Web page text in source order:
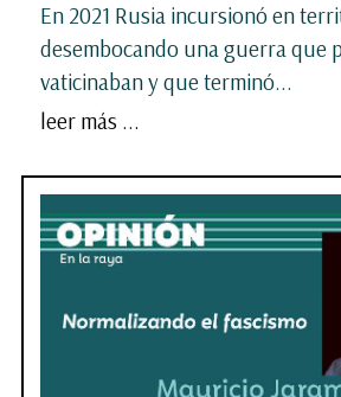
En 2021 Rusia incursionó en
desembocando una guerra que
vaticinaban y que terminó...
leer más ...